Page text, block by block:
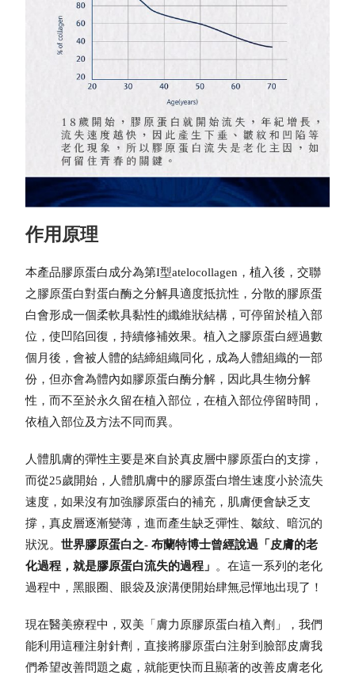
作用原理
本產品膠原蛋白成分為第I型atelocollagen，植入後，交聯
之膠原蛋白對蛋白酶之分解具適度抵抗性，分散的膠原蛋
白會形成一個柔軟具黏性的纖維狀結構，可停留於植入部
位，使凹陷回復，持續修補效果。植入之膠原蛋白經過數
個月後，會被人體的結締組織同化，成為人體組織的一部
份，但亦會為體內如膠原蛋白酶分解，因此具生物分解
性，而不至於永久留在植入部位，在植入部位停留時間，
依植入部位及方法不同而異。
人體肌膚的彈性主要是來自於真皮層中膠原蛋白的支撐，
而從25歲開始，人體肌膚中的膠原蛋白增生速度小於流失
速度，如果沒有加強膠原蛋白的補充，肌膚便會缺乏支
撐，真皮層逐漸變薄，進而產生缺乏彈性、皺紋、暗沉的
狀況。世界膠原蛋白之- 布蘭特博士曾經說過「皮膚的老
化過程，就是膠原蛋白流失的過程」 。在這一系列的老化
過程中，黑眼圈、眼袋及淚溝便開始肆無忌憚地出現了！
現在醫美療程中，双美「膚力原膠原蛋白植入劑」，我們
能利用這種注射針劑，直接將膠原蛋白注射到臉部皮膚我
們希望改善問題之處，就能更快而且顯著的改善皮膚老化